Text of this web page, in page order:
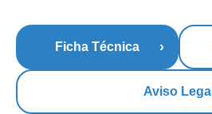
Ficha Técnica
Aviso Legal